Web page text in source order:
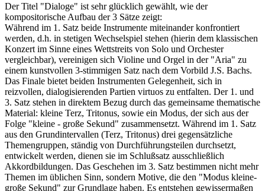
Der Titel "Dialoge" ist sehr glücklich gewählt, wie der
kompositorische Aufbau der 3 Sätze zeigt:
Während im 1. Satz beide Instrumente miteinander konfrontiert
werden, d.h. in stetigen Wechselspiel stehen (hierin dem klassischen
Konzert im Sinne eines Wettstreits von Solo und Orchester
vergleichbar), vereinigen sich Violine und Orgel in der "Aria" zu
einem kunstvollen 3-stimmigen Satz nach dem Vorbild J.S. Bachs.
Das Finale bietet beiden Instrumenten Gelegenheit, sich in
reizvollen, dialogisierenden Partien virtuos zu entfalten. Der 1. und
3. Satz stehen in direktem Bezug durch das gemeinsame thematische
Material: kleine Terz, Tritonus, sowie ein Modus, der sich aus der
Folge "kleine - große Sekund" zusammensetzt. Während im 1. Satz
aus den Grundintervallen (Terz, Tritonus) drei gegensätzliche
Themengruppen, ständig von Durchführungsteilen durchsetzt,
entwickelt werden, dienen sie im Schlußsatz ausschließlich
Akkordbildungen. Das Geschehen im 3. Satz bestimmen nicht mehr
Themen im üblichen Sinn, sondern Motive, die den "Modus kleine-
große Sekund" zur Grundlage haben. Es entstehen gewissermaßen